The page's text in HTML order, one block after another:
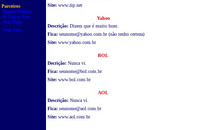
Parceiros
Ajuda Online
O Super Site
Wd Help
Seja Um
Site: www.zip.net
Yahoo
Descrição: Dizem que é muito bom.
Fica: seunome@yahoo.com.br(não tenho certeza)
Site: www.yahoo.com.br
BOL
Decrição: Nunca vi.
Fica: seunome@bol.com.br
Site: www.bol.com.br
AOL
Descrição: Nunca vi.
Fica: seunome@aol.com.br
Site: www.aol.com.br